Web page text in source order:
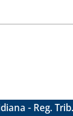
- Reg.